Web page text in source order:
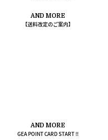
AND MORE
【送料改定のご案内】
AND MORE
GEA POINT CARD START !!